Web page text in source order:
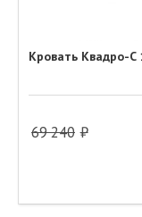
Кровать Квадро-С
69 240